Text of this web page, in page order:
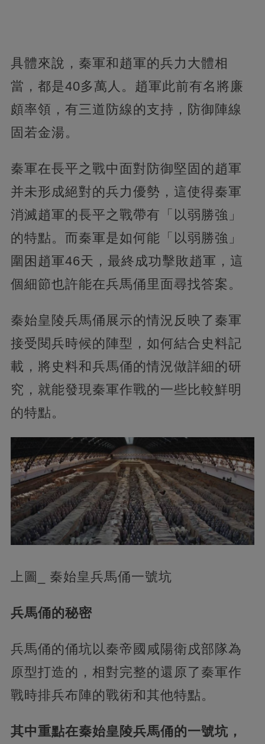
具體來說，秦軍和趙軍的兵力大體相
當，都是40多萬人。趙軍此前有名將廉
頗率領，有三道防線的支持，防御陣線
固若金湯。
秦軍在長平之戰中面對防御堅固的趙軍
并未形成絕對的兵力優勢，這使得秦軍
消滅趙軍的長平之戰帶有「以弱勝強」
的特點。而秦軍是如何能「以弱勝強」
圍困趙軍46天，最終成功擊敗趙軍，這
個細節也許能在兵馬俑里面尋找答案。
秦始皇陵兵馬俑展示的情況反映了秦軍
接受閱兵時候的陣型，如何結合史料記
載，將史料和兵馬俑的情況做詳細的研
究，就能發現秦軍作戰的一些比較鮮明
的特點。
上圖_ 秦始皇兵馬俑一號坑
兵馬俑的秘密
兵馬俑的俑坑以秦帝國咸陽衛戍部隊為
原型打造的，相對完整的還原了秦軍作
戰時排兵布陣的戰術和其他特點。
其中重點在秦始皇陵兵馬俑的一號坑，